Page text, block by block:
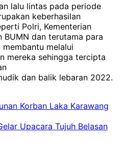
lalu lintas pada periode
keberhasilan
Polri, Kementerian
BUMN dan terutama para
melalui
mereka sehingga tercipta
dan balik lebaran 2022.
Korban Laka Karawang
Upacara Tujuh Belasan